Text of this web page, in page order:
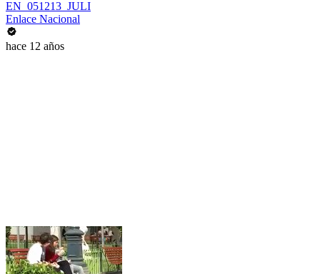
EN_051213_JULI
Enlace Nacional
hace 12 años